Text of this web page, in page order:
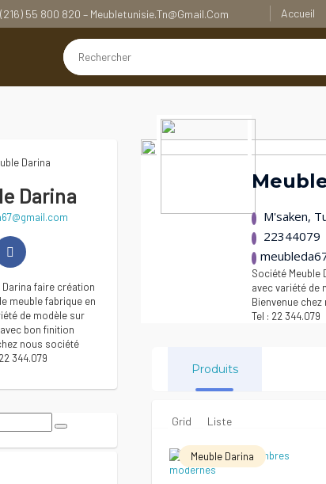
Accueil
55 800 820 – Meubletunisie.tn@gmail.com
M'saken,
22344079
Société Meuble
avec variété de
Bienvenue
Tel : 22 344.079
Produits
Grid Liste
Meuble Darina
LIRE LA SUITE
Darina
Darina faire création
meuble fabrique en
de modèle sur
bon finition
nous société
344.079